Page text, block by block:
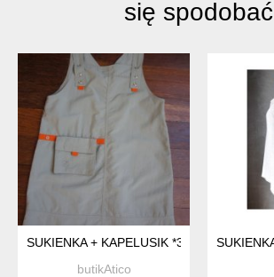
się spodobać
SUKIENKA + KAPELUSIK *39
butikAtico